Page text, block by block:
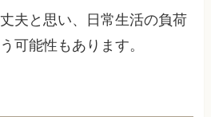
夫と思い、日常生活の負荷
可能性もあります。